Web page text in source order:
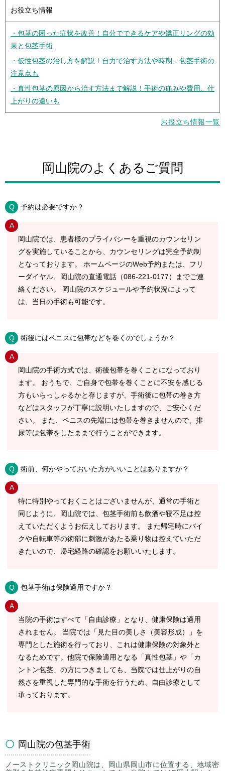
お役立ち情報
・包茎の困った症状を改善！自分でできるケアや矯正リングの効
果と包茎手術
・仮性包茎の治し方を解説！自力で治す方法や時期、包茎手術の
注意点も
・真性包茎の原因から治す方法まで解説！手術の痛みや費用、仕
上がりの違いも
お役立ち情報一覧
予約は必要ですか？
岡山院では、患者様のプライバシーを重視のカウンセリン
グを実施していることから、カウンセリングは完全予約制
となっております。 ホームページのWeb予約または、フリ
ーダイヤル、岡山院の直通電話（086-221-0177）までご連
絡ください。 岡山院のスケジュールや予約状況によって
は、当日の手術も可能です。
術後にはペニスに包帯などを巻くのでしょうか？
岡山院の手術方式では、術後包帯を巻くことになっており
ます。 おうちで、ご自身で包帯を巻くことに不安を感じる
方もいらっしゃるかと存じますが、手術後に包帯の巻き方
などはスタッフが丁寧に説明いたしますので、ご安心くだ
さい。 また、ペニスの先端には包帯を巻きませんので、排
尿等は包帯をしたままで行うことができます。
術前、何かやっておいた方がいいことはありますか？
特に特別やっておくことはございませんが、通常の手術と
同じように、岡山院では、包茎手術前も飲酒や寝不足は控
えていただくようお伝えしております。 また帰宅時にバイ
クや自転車等の術部に刺激があたる乗り物は控えていただ
きたいので、帰宅経路の確認をお願いいたします。
包茎手術は保険適用ですか？
当院の手術はすべて「自由診療」となり、健康保険は適用
されません。 当院では「見た目の美しさ（美容形成）」を
専門とした施術を行っており、これは健康保険の対象外と
なるためです。他院で保険適用となる「真性包茎」や「カ
ントン包茎」の方につきましても、当院では仕上がりの自
然さを重視した専門的な手術を行うため、自由診療として
承っております。
岡山院の包茎手術
ノーストクリニック岡山院は、岡山県岡山市に位置する、地域密